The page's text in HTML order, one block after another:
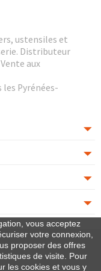
ustensiles et
Distributeur
aux
Pyrénées-
vous acceptez
votre connexion,
proposer des offres
de visite. Pour
les cookies et vous y